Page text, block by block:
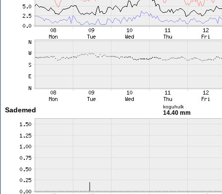
Sademed koguhulk
14.40 mm